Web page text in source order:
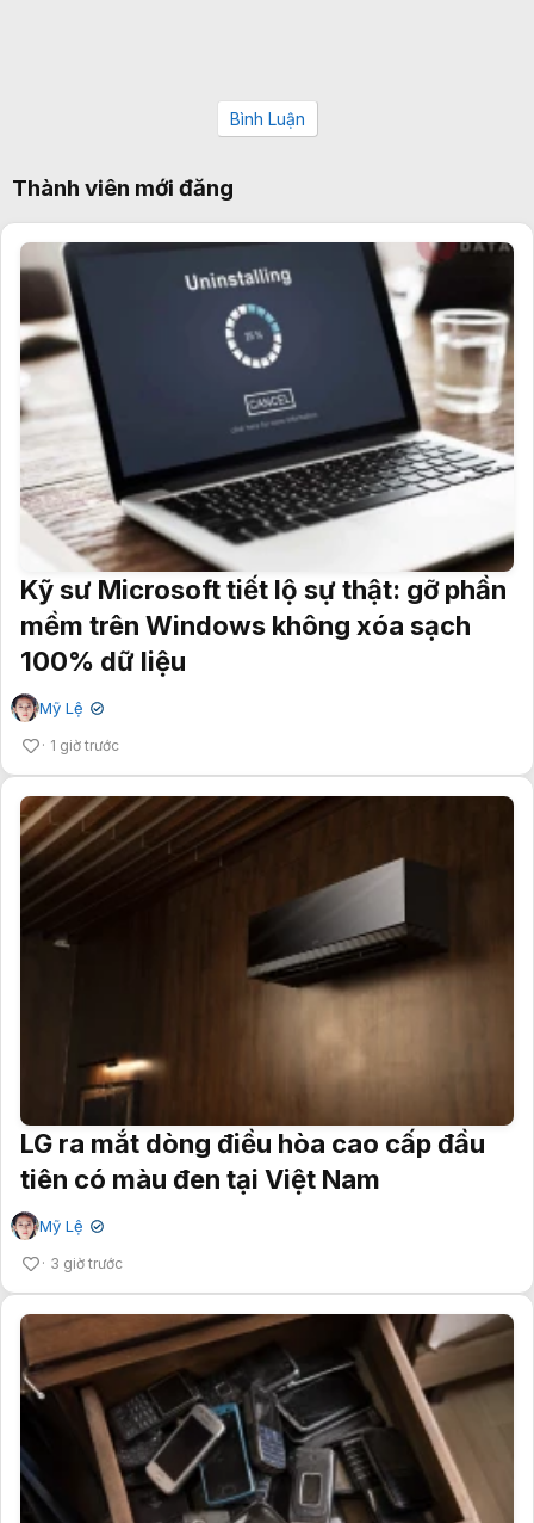
Bình Luận
Thành viên mới đăng
Kỹ sư Microsoft tiết lộ sự thật: gỡ phần
mềm trên Windows không xóa sạch
100% dữ liệu
Mỹ Lệ ✔
1 giờ trước
LG ra mắt dòng điều hòa cao cấp đầu
tiên có màu đen tại Việt Nam
Mỹ Lệ ✔
3 giờ trước